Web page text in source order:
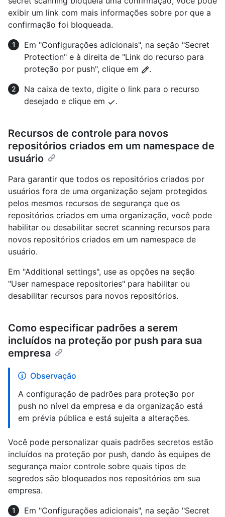
exibir um link com mais informações sobre por que a
confirmação foi bloqueada.
Em "Configurações adicionais", na seção "Secret
Protection" e à direita de "Link do recurso para
proteção por push", clique em
.
Na caixa de texto, digite o link para o recurso
desejado e clique em
.
Recursos de controle para novos
repositórios criados em um namespace de
usuário
Para garantir que todos os repositórios criados por
usuários fora de uma organização sejam protegidos
pelos mesmos recursos de segurança que os
repositórios criados em uma organização, você pode
habilitar ou desabilitar secret scanning recursos para
novos repositórios criados em um namespace de
usuário.
Em "Additional settings", use as opções na seção
"User namespace repositories" para habilitar ou
desabilitar recursos para novos repositórios.
Como especificar padrões a serem
incluídos na proteção por push para sua
empresa
Observação
A configuração de padrões para proteção por
push no nível da empresa e da organização está
em prévia pública e está sujeita a alterações.
Você pode personalizar quais padrões secretos estão
incluídos na proteção por push, dando às equipes de
segurança maior controle sobre quais tipos de
segredos são bloqueados nos repositórios em sua
empresa.
Em "Configurações adicionais", na seção "Secret